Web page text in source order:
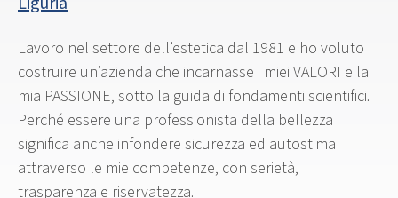
Lavoro nel settore dell’estetica dal 1981 e ho voluto
costruire un’azienda che incarnasse i miei VALORI e la
mia PASSIONE, sotto la guida di fondamenti scientifici.
Perché essere una professionista della bellezza
significa anche infondere sicurezza ed autostima
attraverso le mie competenze, con serietà,
trasparenza e riservatezza.